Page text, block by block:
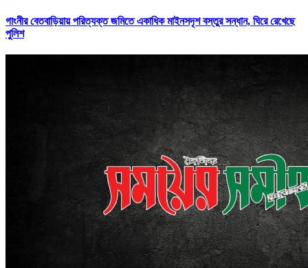
গাংনীর বেতবাড়িয়ায় পরিত্যক্ত জমিতে একাধিক মাইনসদৃশ বস্তুর সন্ধান, ঘিরে রেখেছে
পুলিশ